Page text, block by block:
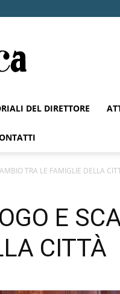
DEL DIRETTORE
TRA LE FAMIGLIE DELLA
E
CITTÀ